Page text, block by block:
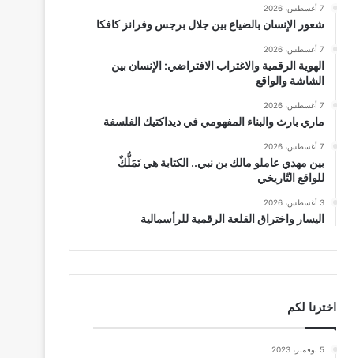
7 أغسطس، 2026
شعور الإنسان بالضياع بين جلال برجس وفرانز كافكا
7 أغسطس، 2026
الهوية الرقمية والاغتراب الافتراضي: الإنسان بين
الشاشة والواقع
7 أغسطس، 2026
ماري بارث والبناء المفهومي في ديداكتيك الفلسفة
7 أغسطس، 2026
بين مهدي عاملو مالك بن نبي.. الكتابة هي تَمَلُّكٌ
للواقع التّاريخي
3 أغسطس، 2026
اليسار واختراق القلعة الرقمية للرأسمالية
اخترنا لكم
5 نوفمبر، 2023